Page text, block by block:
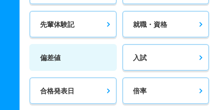
先輩体験記 就職・資格
偏差値 入試
合格発表日 倍率